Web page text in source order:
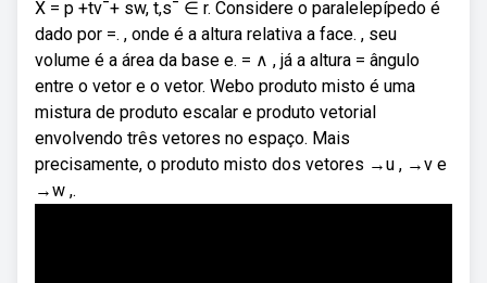
X = p +tv¯+ sw, t,s¯ ∈ r. Considere o paralelepípedo é
dado por =. , onde é a altura relativa a face. , seu
volume é a área da base e. = ∧ , já a altura = ângulo
entre o vetor e o vetor. Webo produto misto é uma
mistura de produto escalar e produto vetorial
envolvendo três vetores no espaço. Mais
precisamente, o produto misto dos vetores →u , →v e
→w ,.